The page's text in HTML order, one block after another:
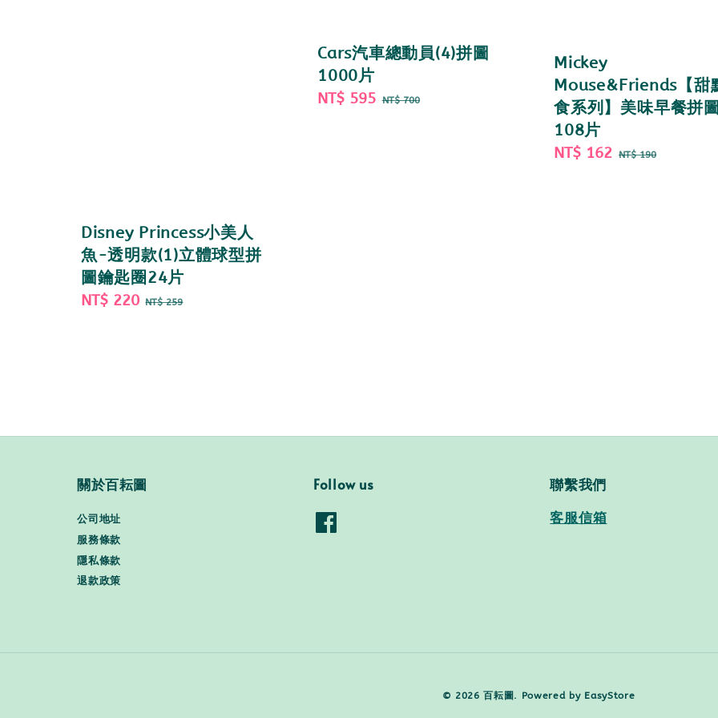
Disney Princess小美人
魚-透明款(1)立體球型拼
圖鑰匙圈24片
Sale
NT$ 220 Regular
NT$ 259
Cars汽車總動員(4)拼圖
1000片
Sale
NT$ 595 Regular
NT$ 700
Mickey
Mouse&Friends【甜
食系列】美味早餐拼
108片
Sale
NT$ 162 Regular
NT$ 190
關於百耘圖
公司地址
服務條款
隱私條款
退款政策
Follow us 聯繫我們
客服信箱
© 2026 百耘圖. Powered by EasyStore